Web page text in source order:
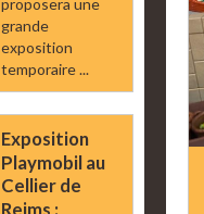
grande
exposition
temporaire ...
Exposition
Playmobil au
Cellier de
Reims :